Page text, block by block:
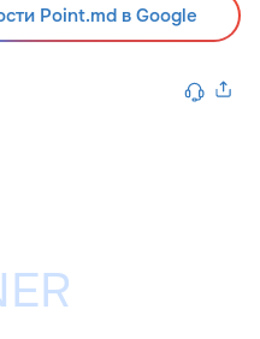
Point.md в Google